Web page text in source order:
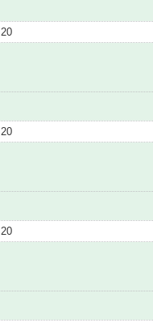
20
20
20